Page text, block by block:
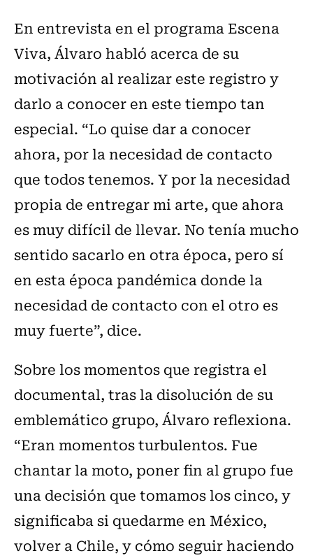
En entrevista en el programa Escena
Viva, Álvaro habló acerca de su
motivación al realizar este registro y
darlo a conocer en este tiempo tan
especial. “Lo quise dar a conocer
ahora, por la necesidad de contacto
que todos tenemos. Y por la necesidad
propia de entregar mi arte, que ahora
es muy difícil de llevar. No tenía mucho
sentido sacarlo en otra época, pero sí
en esta época pandémica donde la
necesidad de contacto con el otro es
muy fuerte”, dice.
Sobre los momentos que registra el
documental, tras la disolución de su
emblemático grupo, Álvaro reflexiona.
“Eran momentos turbulentos. Fue
chantar la moto, poner fin al grupo fue
una decisión que tomamos los cinco, y
significaba si quedarme en México,
volver a Chile, y cómo seguir haciendo